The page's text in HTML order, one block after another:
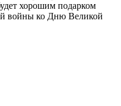
хорошим подарком
войны ко Дню Великой